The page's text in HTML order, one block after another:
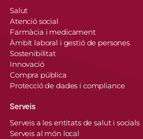
Salut
Atenció social
Farmàcia i medicament
Àmbit laboral i gestió de persones
Sostenibilitat
Innovació
Compra pública
Protecció de dades i compliance
Serveis
Serveis a les entitats de salut i socials
Serveis al món local